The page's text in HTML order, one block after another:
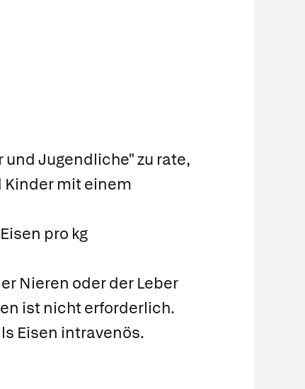
Jugendliche" zu rate,
Kinder mit einem
pro kg
Nieren oder der Leber
ist nicht erforderlich.
Eisen intravenös.